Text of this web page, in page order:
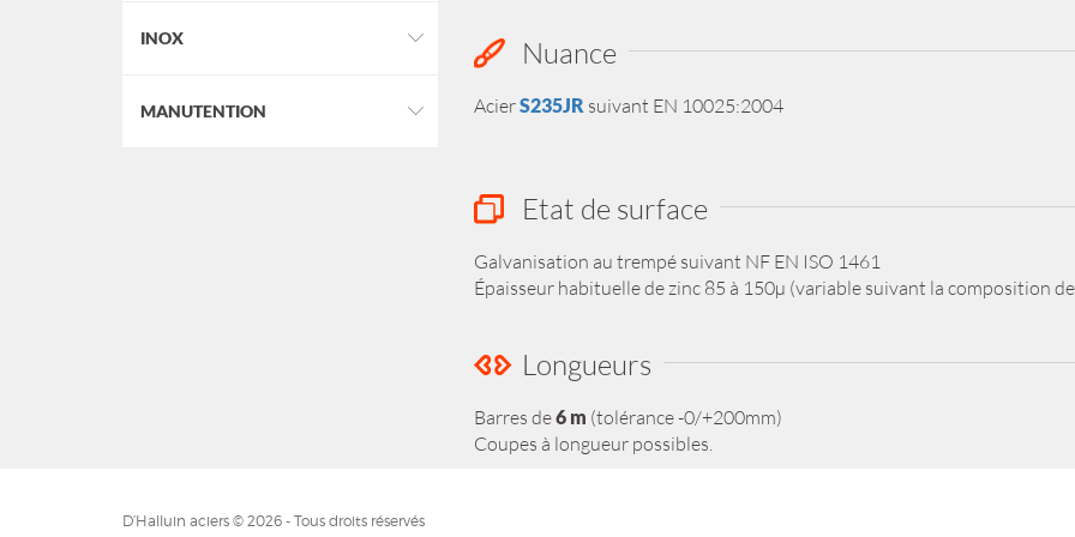
INOX
MANUTENTION
Nuance
AcierS235JRsuivant EN 10025:2004
Etat de surface
Galvanisation au trempé suivant NF EN ISO 1461
Épaisseur habituelle de zinc 85 à 150µ (variable suivant la composition
Longueurs
Barres de6 m (tolérance -0/+200mm)
Coupes à longueur possibles.
D’Halluin aciers © 2026 - Tous droits réservés